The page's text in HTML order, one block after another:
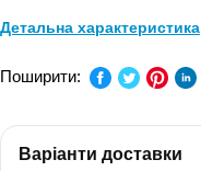
Детальна характеристика
ПРЕДМЕТ:
СЕРІЯ:
Поширити:
Варіанти доставки